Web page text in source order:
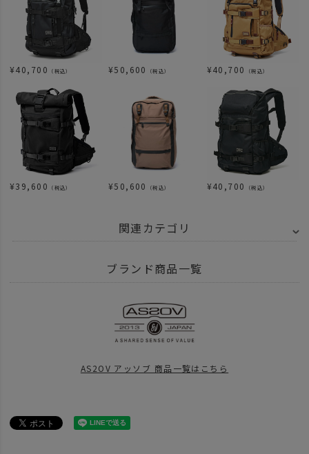
¥40,700 （税込） ¥50,600 （税込） ¥40,700 （税込）
¥39,600 （税込） ¥50,600 （税込） ¥40,700 （税込）
関連カテゴリ
AS2OV アッソブ EXCLUSIVE BALLISTIC NYLON - バリスティッ
Mountain Are Calling #山歩き
AS2OV アッソブ
BRAND AS2OV アッソブ
ブランド商品一覧
AS2OV アッソブ 商品一覧はこちら